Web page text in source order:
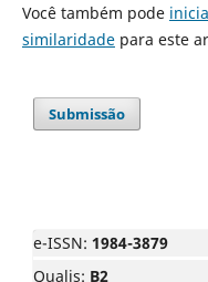
Você também pode
similaridadepara este
Submissão
e-ISSN: 1984-3879
Qualis: B2